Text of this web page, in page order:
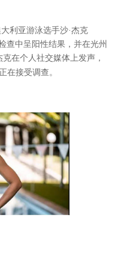
大利亚游泳选手沙·杰克
查中呈阳性结果，并在光州
克在个人社交媒体上发声，
在接受调查。